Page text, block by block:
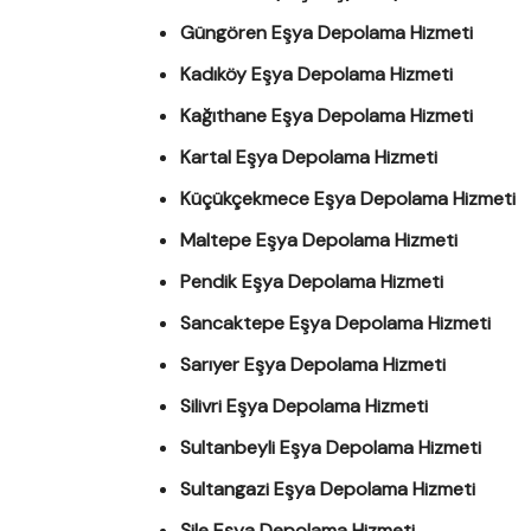
Güngören Eşya Depolama Hizmeti
Kadıköy Eşya Depolama Hizmeti
Kağıthane Eşya Depolama Hizmeti
Kartal Eşya Depolama Hizmeti
Küçükçekmece Eşya Depolama Hizmeti
Maltepe Eşya Depolama Hizmeti
Pendik Eşya Depolama Hizmeti
Sancaktepe Eşya Depolama Hizmeti
Sarıyer Eşya Depolama Hizmeti
Silivri Eşya Depolama Hizmeti
Sultanbeyli Eşya Depolama Hizmeti
Sultangazi Eşya Depolama Hizmeti